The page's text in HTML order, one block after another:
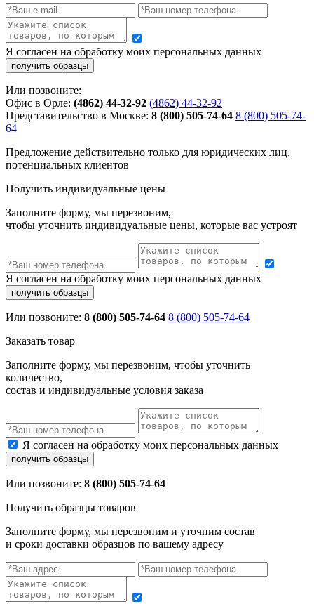
Я согласен на обработку моих персональных данных
Или позвоните:
Офис в Орле: (4862) 44-32-92 (4862) 44-32-92
Представительство в Москве: 8 (800) 505-74-64 8 (800) 505-74-
64
Предложение действительно только для юридических лиц,
потенциальных клиентов
Получить индивидуальные цены
Заполните форму, мы перезвоним,
чтобы уточнить индивидуальные цены, которые вас устроят
Я согласен на обработку моих персональных данных
Или позвоните: 8 (800) 505-74-64 8 (800) 505-74-64
Заказать товар
Заполните форму, мы перезвоним, чтобы уточнить
количество,
состав и индивидуальные условия заказа
Я согласен на обработку моих персональных данных
Или позвоните: 8 (800) 505-74-64
Получить образцы товаров
Заполните форму, мы перезвоним и уточним состав
и сроки доставки образцов по вашему адресу